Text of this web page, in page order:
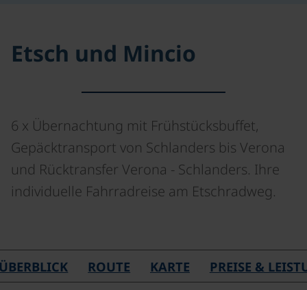
Etsch und Mincio
6 x Übernachtung mit Frühstücksbuffet,
Gepäcktransport von Schlanders bis Verona
und Rücktransfer Verona - Schlanders. Ihre
individuelle Fahrradreise am Etschradweg.
ROUTE KARTE PREISE &